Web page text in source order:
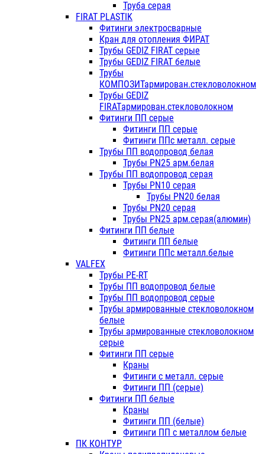
Труба серая
FIRAT PLASTIK
Фитинги электросварные
Кран для отопления ФИРАТ
Трубы GEDIZ FIRAT серые
Трубы GEDIZ FIRAT белые
Трубы
КОМПОЗИТармирован.стекловолокном
Трубы GEDIZ
FIRATармирован.стекловолокном
Фитинги ПП серые
Фитинги ПП серые
Фитинги ППс металл. серые
Трубы ПП водопровод белая
Трубы PN25 арм.белая
Трубы ПП водопровод серая
Трубы PN10 серая
Трубы PN20 белая
Трубы PN20 серая
Трубы PN25 арм.серая(алюмин)
Фитинги ПП белые
Фитинги ПП белые
Фитинги ППс металл.белые
VALFEX
Трубы PE-RT
Трубы ПП водопровод белые
Трубы ПП водопровод серые
Трубы армированные стекловолокном
белые
Трубы армированные стекловолокном
серые
Фитинги ПП серые
Краны
Фитинги с металл. серые
Фитинги ПП (серые)
Фитинги ПП белые
Краны
Фитинги ПП (белые)
Фитинги ПП с металлом белые
ПК КОНТУР